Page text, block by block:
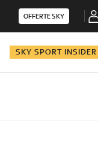
OFFERTE SKY
SKY SPORT INSIDER